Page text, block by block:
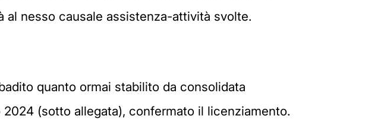
nesso causale assistenza-attività svolte.
quanto ormai stabilito da consolidata
(sotto allegata), confermato il licenziamento.